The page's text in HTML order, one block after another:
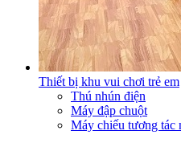
Thiết bị khu vui chơi trẻ em
Thú nhún điện
Máy đập chuột
Máy chiếu tương tác